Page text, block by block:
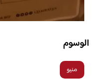
الوسوم
منيو